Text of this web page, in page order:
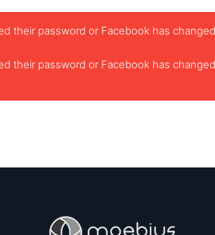
their password or Facebook has
their password or Facebook has